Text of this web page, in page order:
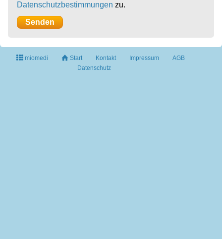
Datenschutzbestimmungen zu.
miomedi Start Kontakt Impressum
AGB
Datenschutz